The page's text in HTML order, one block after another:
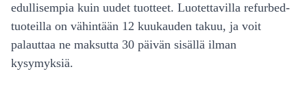
edullisempia kuin uudet tuotteet. Luotettavilla refurbed-
tuoteilla on vähintään 12 kuukauden takuu, ja voit
palauttaa ne maksutta 30 päivän sisällä ilman
kysymyksiä.